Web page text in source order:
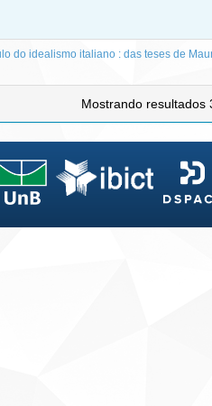
do idealismo italiano : das teses de
Mostrando resultados